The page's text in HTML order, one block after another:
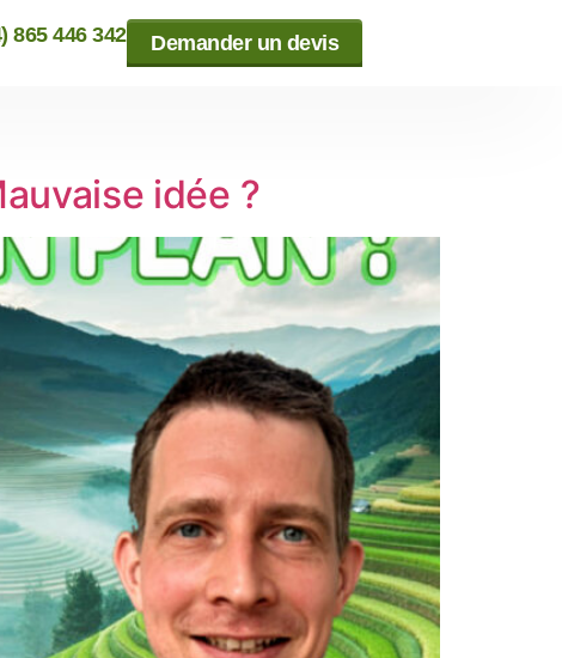
865 446 342 Demander un devis
idée ?